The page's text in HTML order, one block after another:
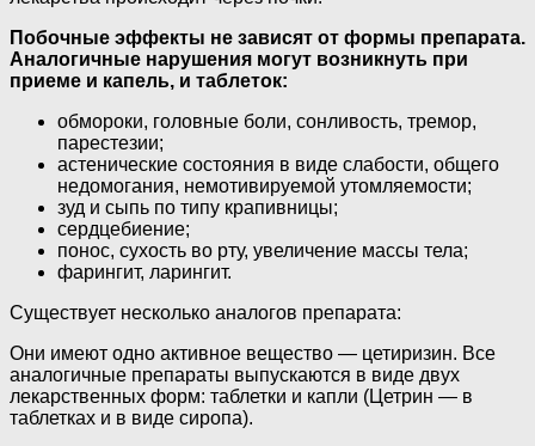
Побочные эффекты не зависят от формы препарата.
Аналогичные нарушения могут возникнуть при
приеме и капель, и таблеток:
обмороки, головные боли, сонливость, тремор,
парестезии;
астенические состояния в виде слабости, общего
недомогания, немотивируемой утомляемости;
зуд и сыпь по типу крапивницы;
сердцебиение;
понос, сухость во рту, увеличение массы тела;
фарингит, ларингит.
Существует несколько аналогов препарата:
Они имеют одно активное вещество — цетиризин. Все
аналогичные препараты выпускаются в виде двух
лекарственных форм: таблетки и капли (Цетрин — в
таблетках и в виде сиропа).